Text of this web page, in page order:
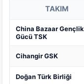
TAKIM
China Bazaar Gençlik
Gücü TSK
Cihangir GSK
Doğan Türk Birliği